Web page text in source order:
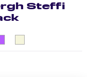
Steffi